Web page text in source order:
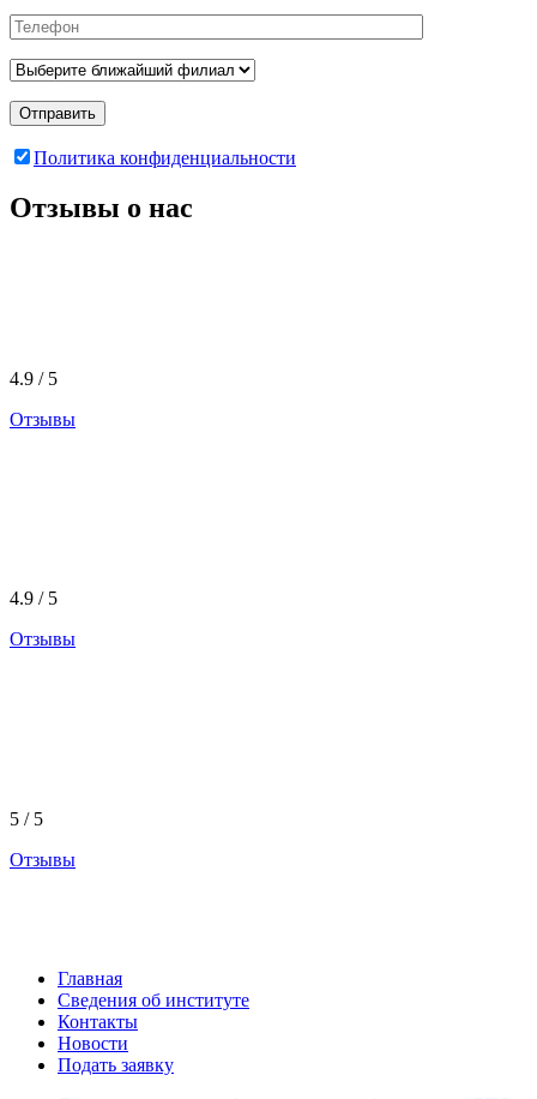
Отправить
Политика конфиденциальности
Отзывы о нас
4.9 / 5
Отзывы
4.9 / 5
Отзывы
5 / 5
Отзывы
Главная
Сведения об институте
Контакты
Новости
Подать заявку